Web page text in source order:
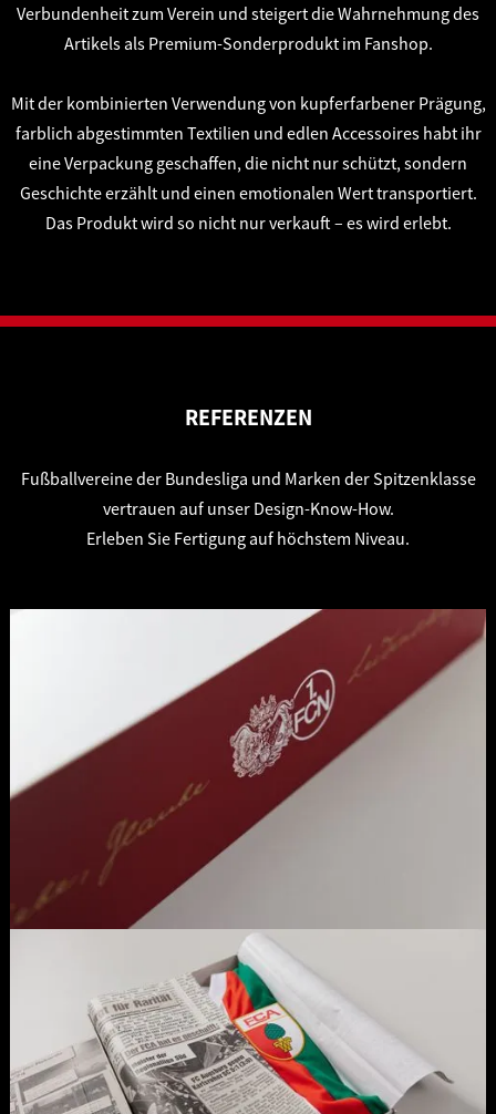
Verbundenheit zum Verein und steigert die Wahrnehmung des
Artikels als Premium-Sonderprodukt im Fanshop.
Mit der kombinierten Verwendung von kupferfarbener Prägung,
farblich abgestimmten Textilien und edlen Accessoires habt ihr
eine Verpackung geschaffen, die nicht nur schützt, sondern
Geschichte erzählt und einen emotionalen Wert transportiert.
Das Produkt wird so nicht nur verkauft – es wird erlebt.
REFERENZEN
Fußballvereine der Bundesliga und Marken der Spitzenklasse
vertrauen auf unser Design-Know-How.
Erleben Sie Fertigung auf höchstem Niveau.